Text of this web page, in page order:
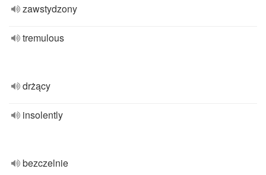
zawstydzony
tremulous
drżący
insolently
bezczelnie